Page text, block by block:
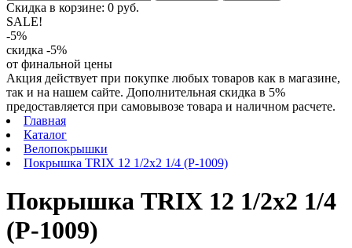
Скидка в корзине: 0 руб.
SALE!
-5%
скидка -5%
от финальной цены
Акция действует при покупке любых товаров как в магазине,
так и на нашем сайте. Дополнительная скидка в 5%
предоставляется при самовывозе товара и наличном расчете.
Главная
Каталог
Велопокрышки
Покрышка TRIX 12 1/2x2 1/4 (P-1009)
Покрышка TRIX 12 1/2x2 1/4
(P-1009)